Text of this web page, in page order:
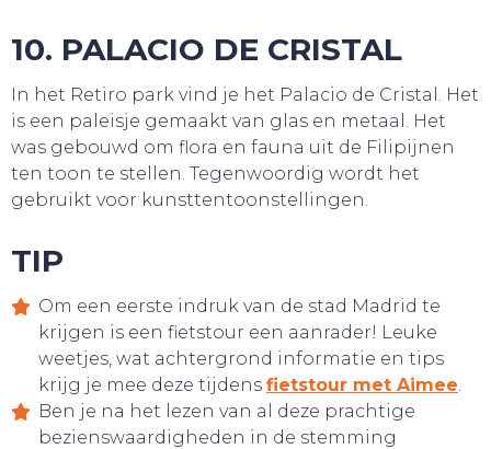
BELEEF!
10. PALACIO DE CRISTAL
In het Retiro park vind je het Palacio de Cristal. Het
is een paleisje gemaakt van glas en metaal. Het
was gebouwd om flora en fauna uit de Filipijnen
ten toon te stellen. Tegenwoordig wordt het
gebruikt voor kunsttentoonstellingen.
TIP
Om een eerste indruk van de stad Madrid te
krijgen is een fietstour een aanrader! Leuke
weetjes, wat achtergrond informatie en tips
krijg je mee deze tijdens fietstour met Aimee.
Ben je na het lezen van al deze prachtige
bezienswaardigheden in de stemming